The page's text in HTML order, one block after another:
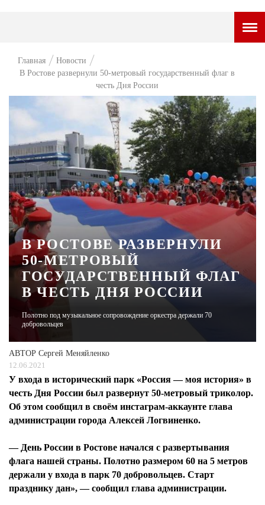
НОВОСТИ
ВОПРОС НЕДЕЛИ
ПРЕМЬЕРА
ТАМ И ТУТ
СТИЛЬ ЖИЗНИ
ХАЙП
ЧЕЛОВЕК ОСОБЕННЫЙ
КУЛЬТ ЕДЫ
ЖУРНАЛ
Главная
Новости
В Ростове развернули 50-метровый государственный флаг в
честь Дня России
В РОСТОВЕ РАЗВЕРНУЛИ
50-МЕТРОВЫЙ
ГОСУДАРСТВЕННЫЙ ФЛАГ
В ЧЕСТЬ ДНЯ РОССИИ
Полотно под музыкальное сопровождение оркестра держали 70
добровольцев
АВТОР Сергей Меняйленко
12.06.2021
У входа в исторический парк «Россия — моя история» в
честь Дня России был развернут 50-метровый триколор.
Об этом сообщил в своём инстаграм-аккаунте глава
администрации города Алексей Логвиненко.
— День России в Ростове начался с развертывания
флага нашей страны. Полотно размером 60 на 5 метров
держали у входа в парк 70 добровольцев. Старт
празднику дан», — сообщил глава администрации.